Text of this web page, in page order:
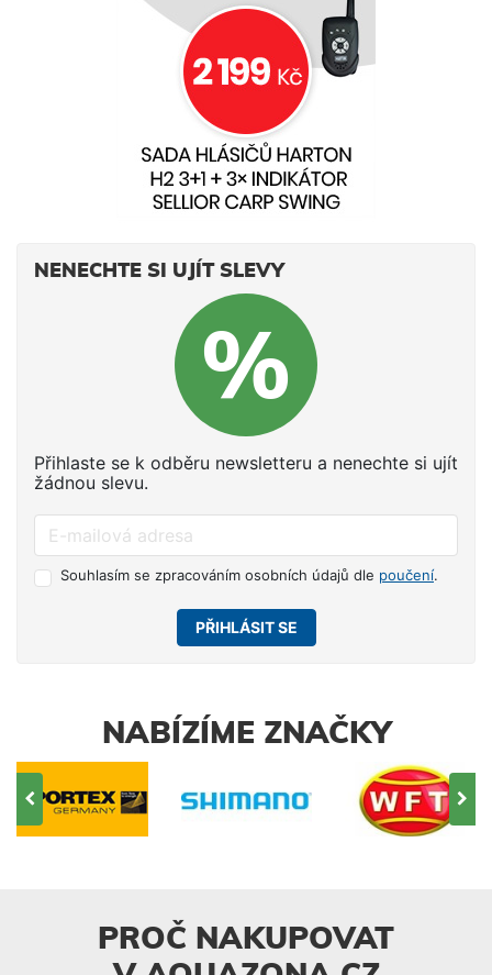
NENECHTE SI UJÍT SLEVY
Přihlaste se k odběru newsletteru a nenechte si ujít
žádnou slevu.
Souhlasím se zpracováním osobních údajů dle poučení.
PŘIHLÁSIT SE
NABÍZÍME ZNAČKY
PROČ NAKUPOVAT